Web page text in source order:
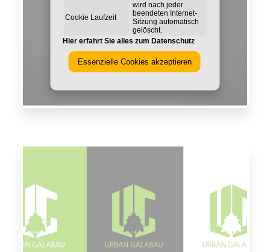
Cookie Laufzeit
wird nach jeder
beendeten Internet-
Sitzung automatisch
gelöscht.
Hier erfahrt Sie alles zum Datenschutz
Essenzielle Cookies akzeptieren